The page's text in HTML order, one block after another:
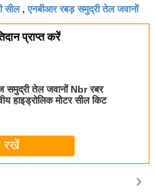
सील,एनबीआर रबड़ समुद्री तेल जवानों
प्राप्त करें
समुद्री तेल जवानों Nbr रबर
हाइड्रोलिक मोटर सील किट
रखें